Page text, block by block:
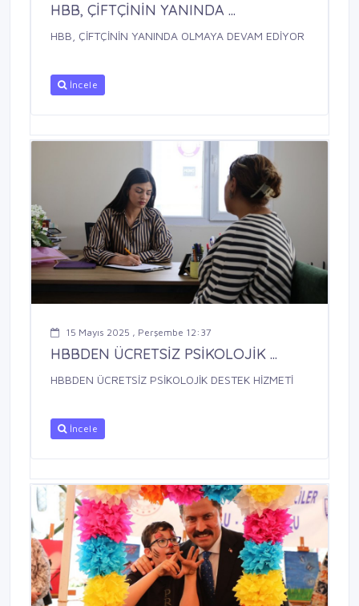
HBB, ÇİFTÇİNİN YANINDA ...
HBB, ÇİFTÇİNİN YANINDA OLMAYA DEVAM EDİYOR
İncele
15 Mayıs 2025 , Perşembe 12:37
HBBDEN ÜCRETSİZ PSİKOLOJİK ...
HBBDEN ÜCRETSİZ PSİKOLOJİK DESTEK HİZMETİ
İncele